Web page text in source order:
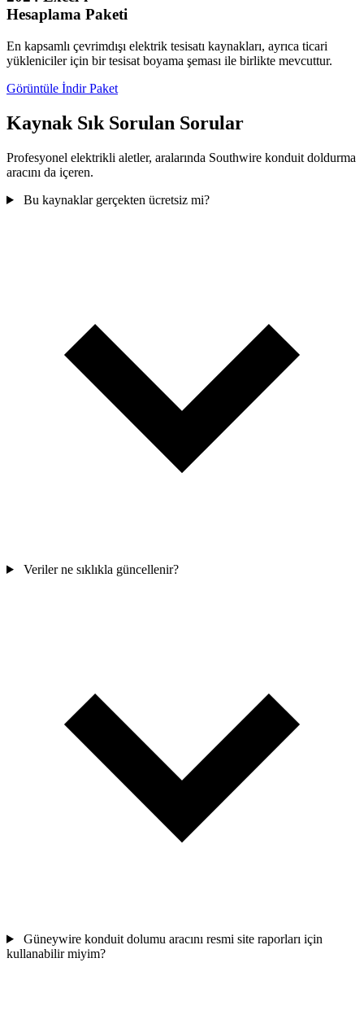
Hesaplama Paketi
En kapsamlı çevrimdışı elektrik tesisatı kaynakları, ayrıca ticari
yükleniciler için bir tesisat boyama şeması ile birlikte mevcuttur.
Görüntüle İndir Paket
Kaynak Sık Sorulan Sorular
Profesyonel elektrikli aletler, aralarında Southwire konduit doldurma
aracını da içeren.
Bu kaynaklar gerçekten ücretsiz mi?
Veriler ne sıklıkla güncellenir?
Güneywire konduit dolumu aracını resmi site raporları için
kullanabilir miyim?